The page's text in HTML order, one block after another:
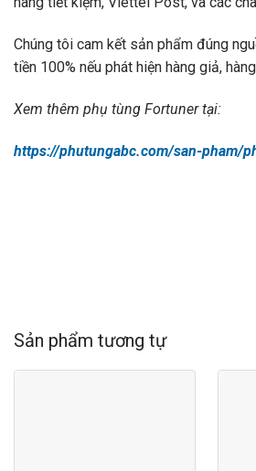
Chúng tôi cam kết sản phẩm đúng
tiền 100% nếu phát hiện hàng giả,
Xem thêm phụ tùng Fortuner tại:
https://phutungabc.com/san-pham/
Sản phẩm tương tự